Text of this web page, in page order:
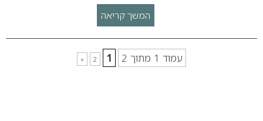
המשך קריאה
עמוד 1 מתוך 2 1
2
»